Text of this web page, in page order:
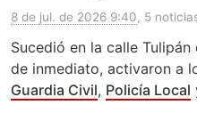
8 de jul. de 2026 9:40, 5
Sucedió en la calle
de inmediato, activaron a
Guardia Civil, Policía Local